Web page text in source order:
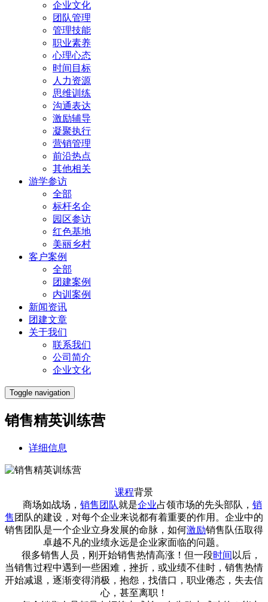
企业文化
团队管理
管理技能
职业素养
心理心态
时间目标
人力资源
思维训练
沟通表达
激励辅导
凝聚执行
营销管理
前沿热点
其他相关
游学参访
全部
标杆名企
园区参访
红色基地
美丽乡村
客户案例
全部
团建案例
内训案例
新闻资讯
团建文章
关于我们
联系我们
公司简介
企业文化
Toggle navigation
销售精英训练营
详细信息
课程背景
商场如战场， 销售 团队就是企业占领市场的先头部队， 销
售 团队的建设，对每个企业来说都有着重要的作用。企业中的
销售团队是一个企业立身发展的命脉，如何激励销售队伍取得
卓越不凡的业绩永远是企业家面临的问题。
很多销售人员，刚开始销售热情高涨！但一段时间 以后，
当销售过程中遇到一些困难，挫折，或业绩不佳时，销售热情
开始减退，逐渐变得消极，抱怨，找借口，职业倦态，失去信
心，甚至离职！